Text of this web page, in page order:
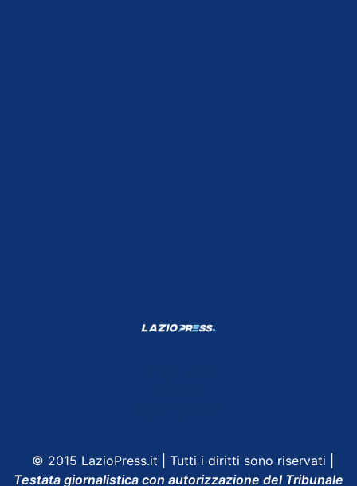
© 2015 LazioPress.it | Tutti i diritti sono riservati |
Testata giornalistica con autorizzazione del Tribunale